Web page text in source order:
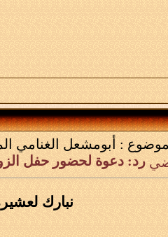
: أبومشعل الغنامي
رد: دعوة لحضور حفل
نبارك